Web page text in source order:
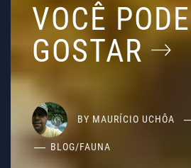
VOCÊ PODE
GOSTAR
BY MAURÍCIO UCHÔA
BLOG/FAUNA